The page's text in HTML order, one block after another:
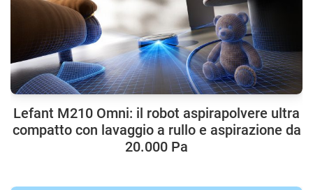
Lefant M210 Omni: il robot aspirapolvere ultra
compatto con lavaggio a rullo e aspirazione da
20.000 Pa